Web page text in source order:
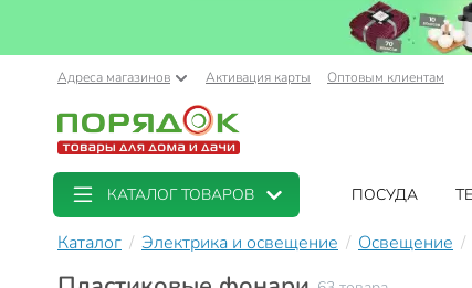
Адреса магазинов Активация карты Оптовым клиентам
КАТАЛОГ ТОВАРОВ ПОСУДА
Каталог Электрика и освещение Освещение